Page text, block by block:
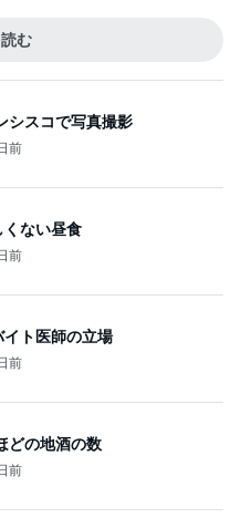
む
シスコで写真撮影
前
くない昼食
前
ト医師の立場
前
どの地酒の数
前